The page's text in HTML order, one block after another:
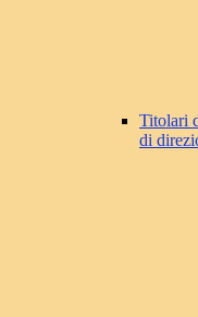
Titolari
di